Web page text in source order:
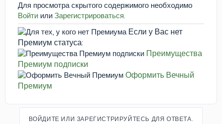
Для просмотра скрытого содержимого необходимо
Войти или Зарегистрироваться
Если у Вас нет
Премиум статуса:
Преимущества
Премиум подписки
Оформить Вечный
Премиум
ВОЙДИТЕ ИЛИ ЗАРЕГИСТРИРУЙТЕСЬ ДЛЯ ОТВЕТА.